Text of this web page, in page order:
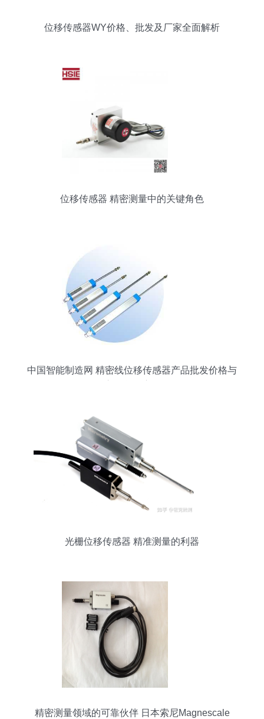
位移传感器WY价格、批发及厂家全面解析
位移传感器 精密测量中的关键角色
中国智能制造网 精密线位移传感器产品批发价格与
光栅位移传感器 精准测量的利器
精密测量领域的可靠伙伴 日本索尼Magnescale